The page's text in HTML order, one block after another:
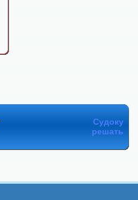
Судоку
решать